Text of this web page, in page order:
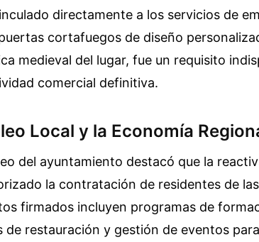
directamente a los servicios de
cortafuegos de diseño
medieval del lugar, fue un requisito
comercial definitiva.
Local y la Economía
del ayuntamiento destacó que la
la contratación de residentes de
firmados incluyen programas de
de restauración y gestión de eventos